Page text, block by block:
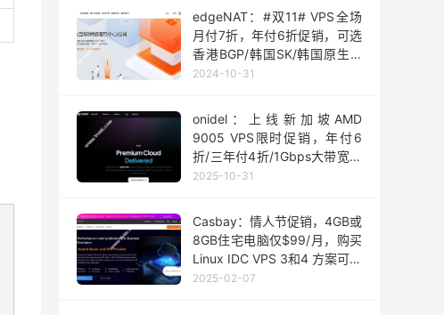
edgeNAT：#双11# VPS全场
月付7折，年付6折促销，可选
香港BGP/韩国SK/韩国原生IP
服务器/美国AS4837等，月付
2024-10-31
onidel：上线新加坡AMD
9005 VPS限时促销，年付6
折/三年付4折/1Gbps大带宽，
月付$5.16起
2025-10-31
Casbay：情人节促销，4GB或
8GB住宅电脑仅$99/月，购买
Linux IDC VPS 3和4 方案可享
超值折扣
2025-02-07